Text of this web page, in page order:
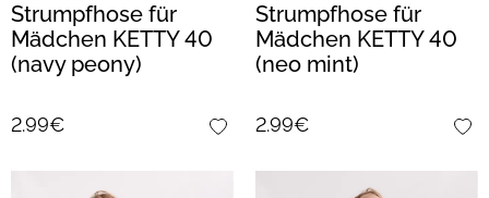
Strumpfhose für
Mädchen KETTY 40
(navy peony)
2.99€
Strumpfhose für
Mädchen KETTY 40
(neo mint)
2.99€